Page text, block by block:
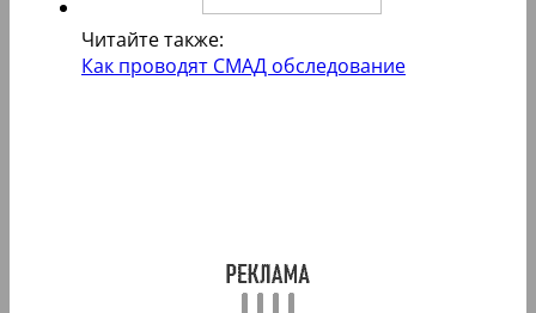
Читайте также:
Как проводят СМАД обследование